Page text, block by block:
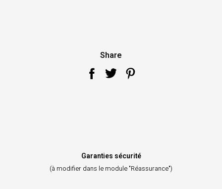
Share
Garanties sécurité
(à modifier dans le module "Réassurance")